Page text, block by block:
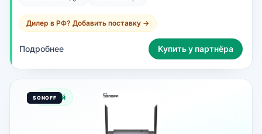
Дилер в РФ? Добавить поставку →
Подробнее Купить у партнёра
Новый